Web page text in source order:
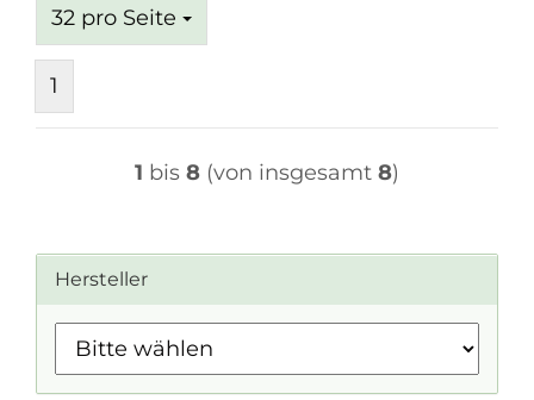
32 pro Seite
pro Seite
1
1 bis 8 (von insgesamt 8)
Hersteller